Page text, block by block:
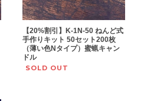
【20%割引】K-1N-50 ねんど式
手作りキット 50セット200枚
（薄い色Nタイプ）蜜蝋キャン
ドル
SOLD OUT